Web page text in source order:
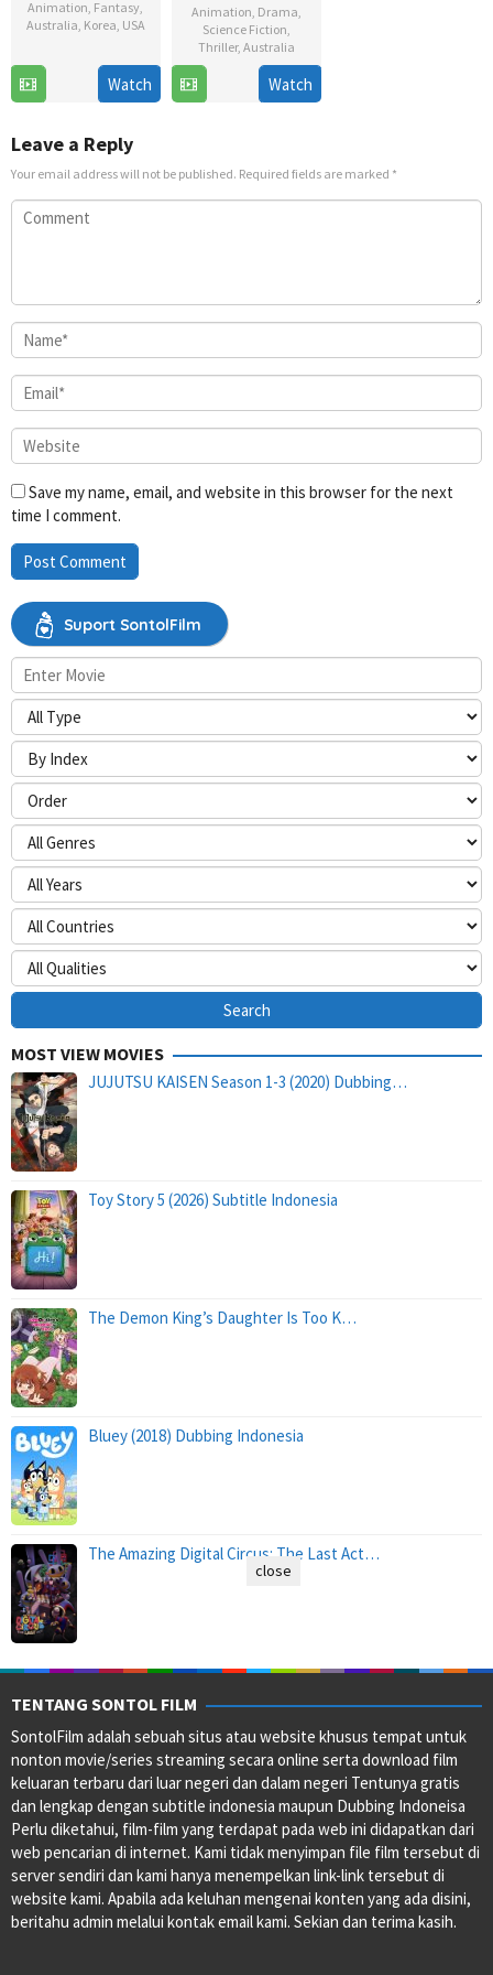
Animation, Fantasy,
Australia, Korea, USA
24
2026
Lauren
Montgomery
Watch
Animation, Drama,
Science Fiction,
Thriller, Australia
Jun
Gooseworx
Watch
Leave a Reply
Your email address will not be published. Required fields are marked *
Save my name, email, and website in this browser for the next
time I comment.
Suport SontolFilm
MOST VIEW MOVIES
JUJUTSU KAISEN Season 1-3 (2020) Dubbing…
Toy Story 5 (2026) Subtitle Indonesia
The Demon King’s Daughter Is Too K…
Bluey (2018) Dubbing Indonesia
The Amazing Digital Circus: The Last Act…
TENTANG SONTOL FILM
SontolFilm adalah sebuah situs atau website khusus tempat untuk
nonton movie/series streaming secara online serta download film
keluaran terbaru dari luar negeri dan dalam negeri Tentunya gratis
dan lengkap dengan subtitle indonesia maupun Dubbing Indoneisa
Perlu diketahui, film-film yang terdapat pada web ini didapatkan dari
web pencarian di internet. Kami tidak menyimpan file film tersebut di
server sendiri dan kami hanya menempelkan link-link tersebut di
website kami. Apabila ada keluhan mengenai konten yang ada disini,
beritahu admin melalui kontak email kami. Sekian dan terima kasih.
close